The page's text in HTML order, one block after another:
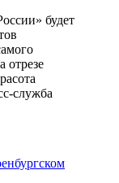
будет
отрезе
служба